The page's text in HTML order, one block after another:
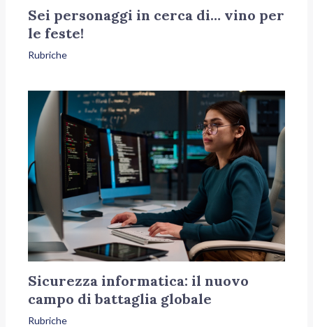
Sei personaggi in cerca di… vino per
le feste!
Rubriche
Sicurezza informatica: il nuovo
campo di battaglia globale
Rubriche